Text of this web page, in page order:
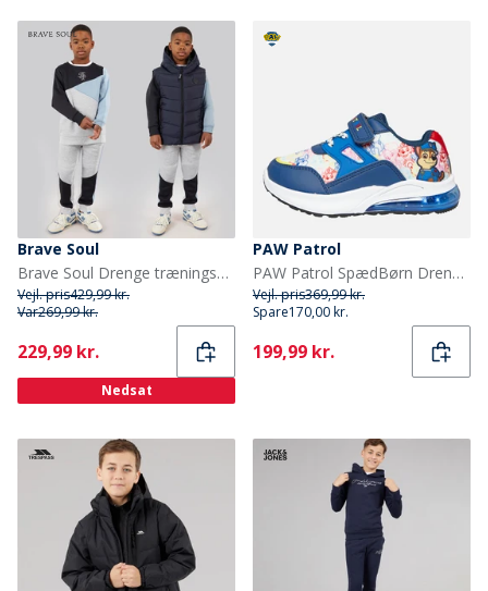
Brave Soul
Brave Soul Drenge træningsdragt og vest sæt Multi
Vejl. pris429,99 kr.
Var269,99 kr.
Current
229,99 kr.
Nedsat
PAW Patrol
PAW Patrol SpædBørn Drenge Jak Sko Med Lys Blå/Multi
Vejl. pris369,99 kr.
Spare170,00 kr.
Current
199,99 kr.